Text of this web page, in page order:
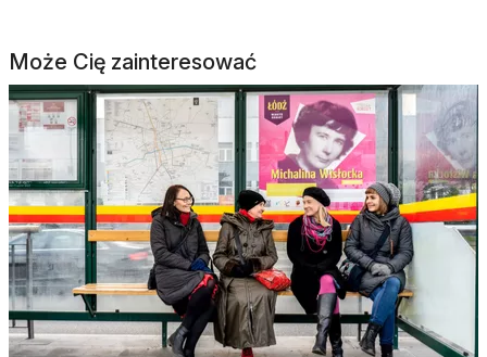
Może Cię zainteresować